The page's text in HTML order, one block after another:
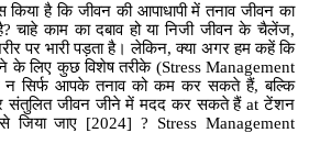
है कि जीवन की आपाधापी में तनाव जीवन का
चाहे काम का दबाव हो या निजी जीवन के चैलेंज,
पर भारी पड़ता है। लेकिन, क्या अगर हम कहें कि
के लिए कुछ विशेष तरीके (Stress Management
न सिर्फ आपके तनाव को कम कर सकते हैं, बल्कि
जीवन जीने में मदद कर सकते हैं at टेंशन
जिया जाए [2024] ? Stress Management